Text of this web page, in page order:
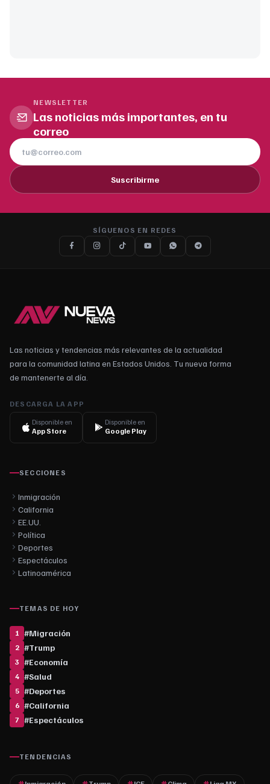
NEWSLETTER
Las noticias más importantes, en tu
correo
Suscribirme
SÍGUENOS EN REDES
Las noticias y tendencias más relevantes de la actualidad
para la comunidad latina en Estados Unidos. Tu nueva forma
de mantenerte al día.
DESCARGA LA APP
Disponible en
App Store
Disponible en
Google Play
SECCIONES
Inmigración
California
EE.UU.
Política
Deportes
Espectáculos
Latinoamérica
TEMAS DE HOY
1 #Migración
2 #Trump
3 #Economía
4 #Salud
5 #Deportes
6 #California
7 #Espectáculos
TENDENCIAS